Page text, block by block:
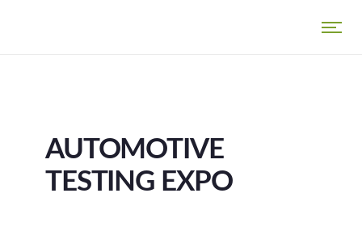
AUTOMOTIVE
TESTING EXPO